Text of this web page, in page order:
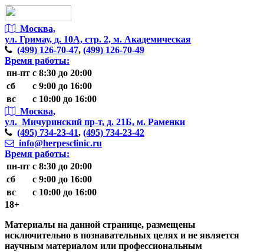
Москва,
ул. Гримау, д. 10А, стр. 2, м. Академическая
(499) 126-70-47, (499) 126-70-49
Время работы:
пн-пт с 8:30 до 20:00
сб
с 9:00 до 16:00
вс
с 10:00 до 16:00
Москва,
ул. Мичуринский пр-т, д. 21Б, м. Раменки
(495) 734-23-41, (495) 734-23-42
info@herpesclinic.ru
Время работы:
пн-пт с 8:30 до 20:00
сб
с 9:00 до 16:00
вс
с 10:00 до 16:00
18+
Материалы на данной странице, размещены
исключительно в познавательных целях и не является
научным материалом или профессиональным